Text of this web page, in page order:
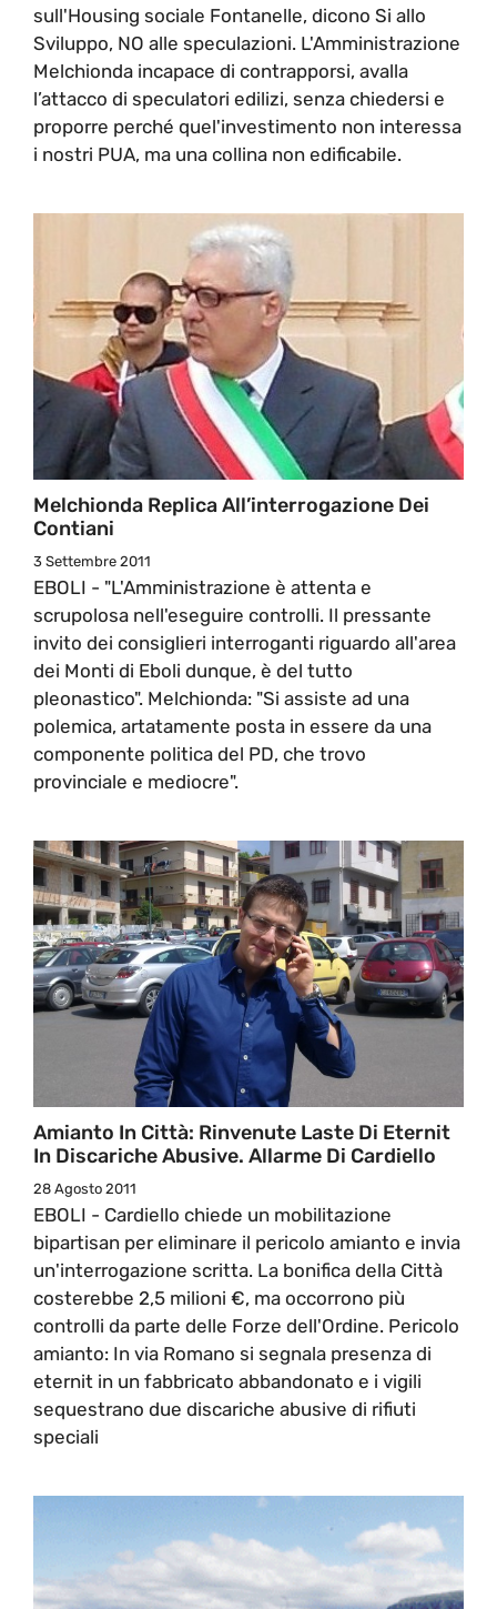
sull'Housing sociale Fontanelle, dicono Si allo
Sviluppo, NO alle speculazioni. L'Amministrazione
Melchionda incapace di contrapporsi, avalla
l’attacco di speculatori edilizi, senza chiedersi e
proporre perché quel'investimento non interessa
i nostri PUA, ma una collina non edificabile.
Melchionda Replica All’interrogazione Dei
Contiani
3 Settembre 2011
EBOLI - "L'Amministrazione è attenta e
scrupolosa nell'eseguire controlli. Il pressante
invito dei consiglieri interroganti riguardo all'area
dei Monti di Eboli dunque, è del tutto
pleonastico". Melchionda: "Si assiste ad una
polemica, artatamente posta in essere da una
componente politica del PD, che trovo
provinciale e mediocre".
Amianto In Città: Rinvenute Laste Di Eternit
In Discariche Abusive. Allarme Di Cardiello
28 Agosto 2011
EBOLI - Cardiello chiede un mobilitazione
bipartisan per eliminare il pericolo amianto e invia
un'interrogazione scritta. La bonifica della Città
costerebbe 2,5 milioni €, ma occorrono più
controlli da parte delle Forze dell'Ordine. Pericolo
amianto: In via Romano si segnala presenza di
eternit in un fabbricato abbandonato e i vigili
sequestrano due discariche abusive di rifiuti
speciali